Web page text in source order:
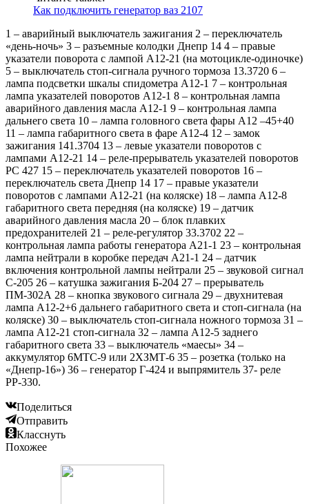
Как подключить генератор ваз 2107
1 – аварийный выключатель зажигания 2 – переключатель
«день-ночь» 3 – разъемные колодки Днепр 14 4 – правые
указатели поворота с лампой А12-21 (на мотоцикле-одиночке)
5 – выключатель стоп-сигнала ручного тормоза 13.3720 6 –
лампа подсветки шкалы спидометра А12-1 7 – контрольная
лампа указателей поворотов А12-1 8 – контрольная лампа
аварийного давления масла А12-1 9 – контрольная лампа
дальнего света 10 – лампа головного света фары А12 –45+40
11 – лампа габаритного света в фаре А12-4 12 – замок
зажигания 141.3704 13 – левые указатели поворотов с
лампами А12-21 14 – реле-прерыватель указателей поворотов
РС 427 15 – переключатель указателей поворотов 16 –
переключатель света Днепр 14 17 – правые указатели
поворотов с лампами А12-21 (на коляске) 18 – лампа А12-8
габаритного света передняя (на коляске) 19 – датчик
аварийного давления масла 20 – блок плавких
предохранителей 21 – реле-регулятор 33.3702 22 –
контрольная лампа работы генератора А21-1 23 – контрольная
лампа нейтрали в коробке передач А21-1 24 – датчик
включения контрольной лампы нейтрали 25 – звуковой сигнал
С-205 26 – катушка зажигания Б-204 27 – прерыватель
ПМ-302А 28 – кнопка звукового сигнала 29 – двухнитевая
лампа А12-2+6 дальнего габаритного света и стоп-сигнала (на
коляске) 30 – выключатель стоп-сигнала ножного тормоза 31 –
лампа А12-21 стоп-сигнала 32 – лампа А12-5 заднего
габаритного света 33 – выключатель «маесы» 34 –
аккумулятор 6МТС-9 или 2ХЗМТ-6 35 – розетка (только на
«Днепр-16») 36 – генератор Г-424 и выпрямитель 37- реле
РР-330.
Поделиться
Отправить
Класснуть
Похожее